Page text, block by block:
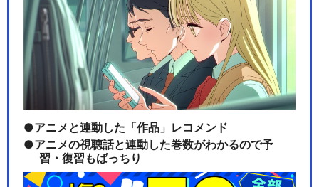
アニメと連動した「作品」レコメンド
アニメの視聴話と連動した巻数がわかるので予
習・復習もばっちり